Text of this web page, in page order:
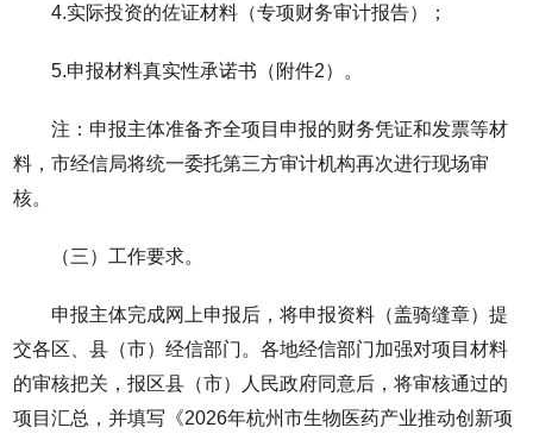
4.实际投资的佐证材料（专项财务审计报告）；
5.申报材料真实性承诺书（附件2）。
注：申报主体准备齐全项目申报的财务凭证和发票等材
料，市经信局将统一委托第三方审计机构再次进行现场审
核。
（三）工作要求。
申报主体完成网上申报后，将申报资料（盖骑缝章）提
交各区、县（市）经信部门。各地经信部门加强对项目材料
的审核把关，报区县（市）人民政府同意后，将审核通过的
项目汇总，并填写《2026年杭州市生物医药产业推动创新项